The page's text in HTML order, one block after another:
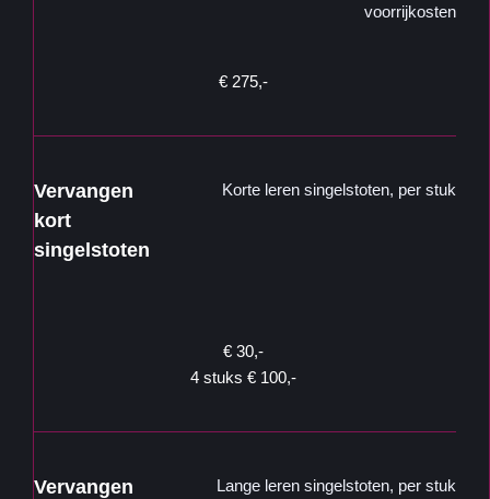
voorrijkosten
€ 275,-
Vervangen
kort
singelstoten
Korte leren singelstoten, per stuk
€ 30,-
4 stuks € 100,-
Vervangen
Lange leren singelstoten, per stuk